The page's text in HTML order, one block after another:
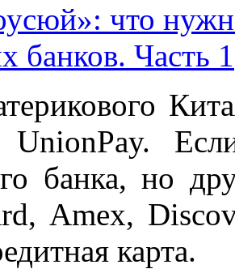
что
банков. Часть 1
UnionPay.
банка, но
Amex,
карта.